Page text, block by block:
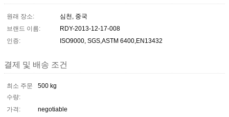
원래 장소:
심천, 중국
브랜드 이름:
RDY-2013-12-17-008
인증:
ISO9000, SGS,ASTM 6400,EN13432
결제 및 배송 조건
최소 주문
수량:
500 kg
가격:
negotiable